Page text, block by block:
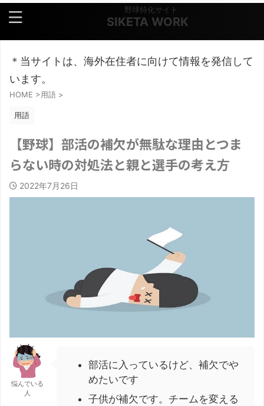
野球特化サイト
SIKETA WORK
＊当サイトは、海外在住者に向けて情報を発信して
います。
HOME >用語 >
用語
【野球】部活の補欠が無駄な理由とつま
らない時の対処法と親と選手の考え方
2022年7月26日
悩んでいる
人
部活に入っているけど、補欠でや
めたいです
子供が補欠です。チームを変える